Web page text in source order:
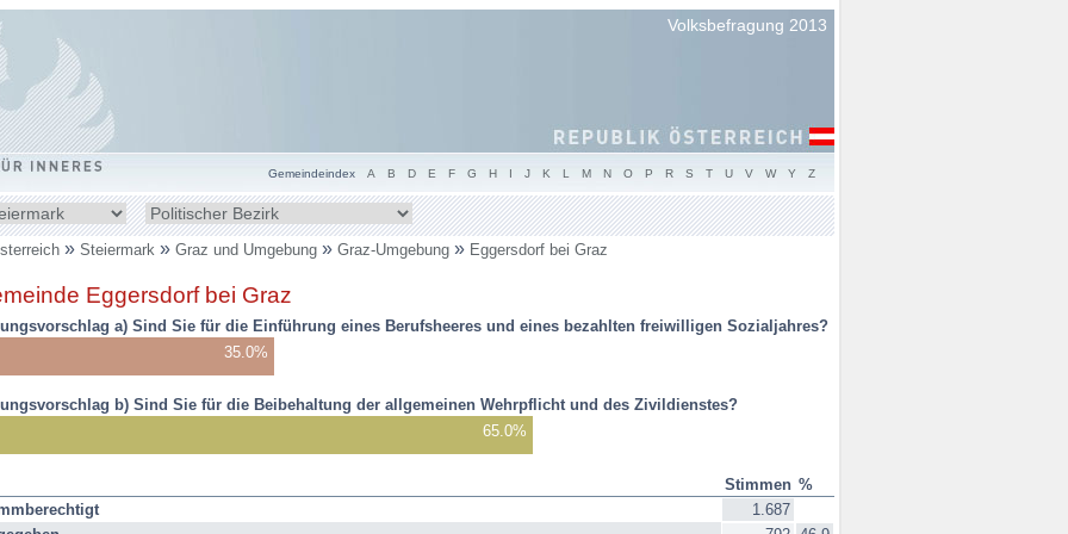
Volksbefragung 2013
» Steiermark » Graz und Umgebung » Graz-Umgebung » Eggersdorf bei Graz
Eggersdorf bei Graz
a) Sind Sie für die Einführung eines Berufsheeres und eines bezahlten freiwilligen Sozialjahres?
35.0%
b) Sind Sie für die Beibehaltung der allgemeinen Wehrpflicht und des Zivildienstes?
65.0%
Stimmen %
1.687
Bezirk
wählen
Gemeindeindex A B D E F G H I J K L M N O P R S T U V W Y Z